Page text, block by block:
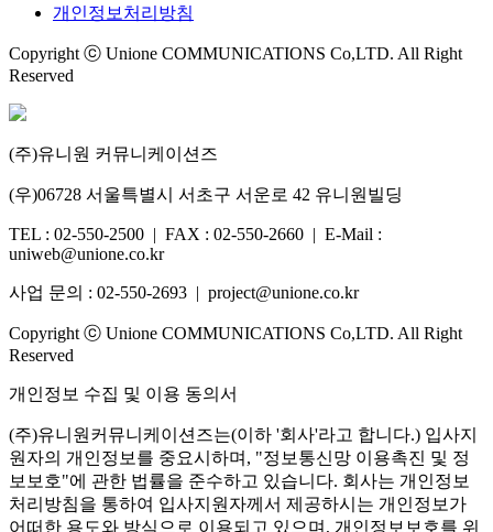
개인정보처리방침
Copyright ⓒ Unione COMMUNICATIONS Co,LTD. All Right
Reserved
(주)유니원 커뮤니케이션즈
(우)06728 서울특별시 서초구 서운로 42 유니원빌딩
TEL : 02-550-2500 | FAX : 02-550-2660 | E-Mail :
uniweb@unione.co.kr
사업 문의 : 02-550-2693 | project@unione.co.kr
Copyright ⓒ Unione COMMUNICATIONS Co,LTD. All Right
Reserved
개인정보 수집 및 이용 동의서
(주)유니원커뮤니케이션즈는(이하 '회사'라고 합니다.) 입사지
원자의 개인정보를 중요시하며, "정보통신망 이용촉진 및 정
보보호"에 관한 법률을 준수하고 있습니다. 회사는 개인정보
처리방침을 통하여 입사지원자께서 제공하시는 개인정보가
어떠한 용도와 방식으로 이용되고 있으며, 개인정보보호를 위